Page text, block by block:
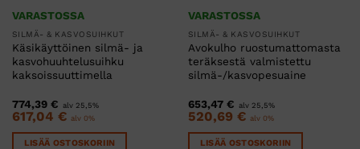
VARASTOSSA
SILMÄ- & KASVOSUIHKUT
Käsikäyttöinen silmä- ja
kasvohuuhtelusuihku
kaksoissuuttimella
774,39 € alv 25,5%
617,04 € alv 0%
LISÄÄ OSTOSKORIIN
VARASTOSSA
SILMÄ- & KASVOSUIHKUT
Avokulho ruostumattomasta
teräksestä valmistettu
silmä-/kasvopesuaine
653,47 € alv 25,5%
520,69 € alv 0%
LISÄÄ OSTOSKORIIN